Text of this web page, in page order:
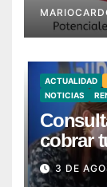
ACTUALIDAD
NOTICIAS
cobrar
3 DE